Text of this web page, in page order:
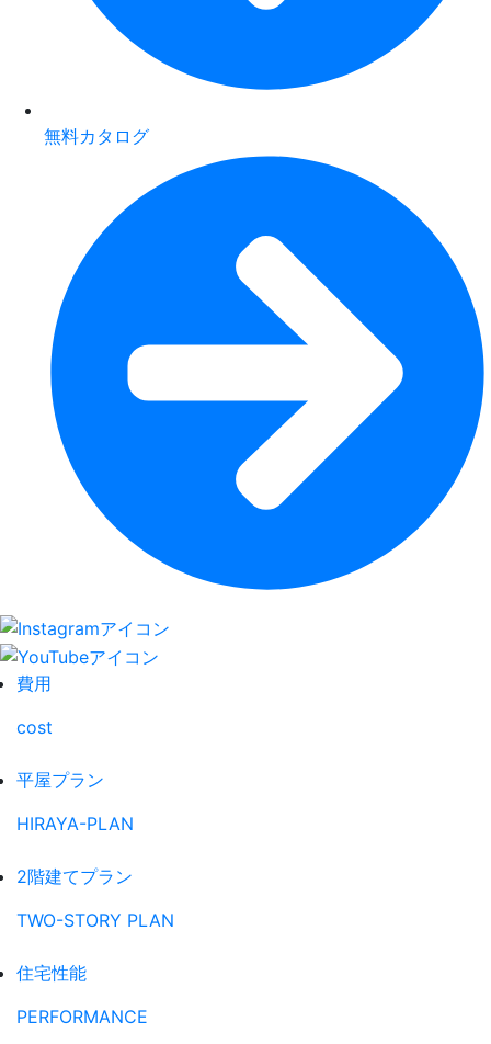
無料カタログ
費用
cost
平屋プラン
HIRAYA-PLAN
2階建てプラン
TWO-STORY PLAN
住宅性能
PERFORMANCE